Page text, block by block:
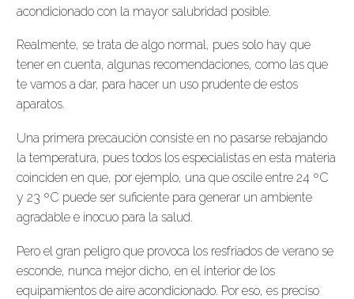
acondicionado con la mayor salubridad posible.
Realmente, se trata de algo normal, pues solo hay que
tener en cuenta, algunas recomendaciones, como las que
te vamos a dar, para hacer un uso prudente de estos
aparatos.
Una primera precaución consiste en no pasarse rebajando
la temperatura, pues todos los especialistas en esta materia
coinciden en que, por ejemplo, una que oscile entre 24 ºC
y 23 ºC puede ser suficiente para generar un ambiente
agradable e inocuo para la salud.
Pero el gran peligro que provoca los resfriados de verano se
esconde, nunca mejor dicho, en el interior de los
equipamientos de aire acondicionado. Por eso, es preciso